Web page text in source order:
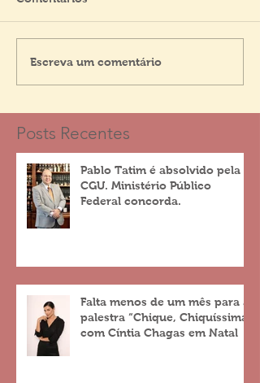
Escreva um comentário
Posts Recentes
Pablo Tatim é absolvido pela
CGU. Ministério Público
Federal concorda.
Falta menos de um mês para a
palestra “Chique, Chiquíssima”
com Cíntia Chagas em Natal